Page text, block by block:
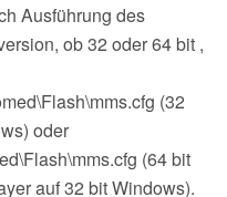
Ausführung des
ob 32 oder 64 bit ,
(32
oder
(64 bit
auf 32 bit Windows).